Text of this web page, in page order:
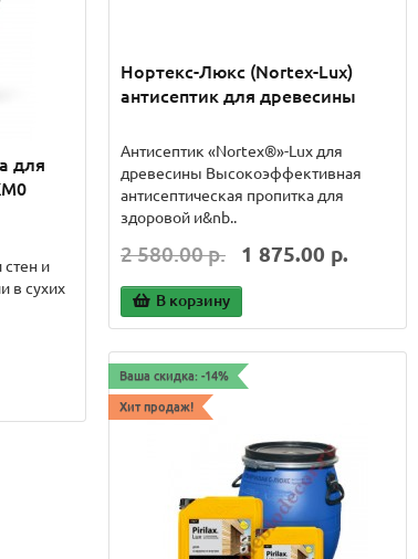
для
стен и
в сухих
АКВЕСТ-01С (А 01С) Краска для
стен путей эвакуации
Краска АКВЕСТ-01С (А 01С)
предназначена для окраски стен и
потолков на путях эвакуации в
зданиях и с..
1 120.00 р.
В корзину
Нортекс-Люкс (Nortex-Lux)
антисептик для древесины
Антисептик «Nortex®»-Lux для
древесины Высокоэффективная
антисептическая пропитка для
здоровой и&nb..
2 580.00 р. 1 875.00 р.
В корзину
Ваша скидка: -14%
Хит продаж!